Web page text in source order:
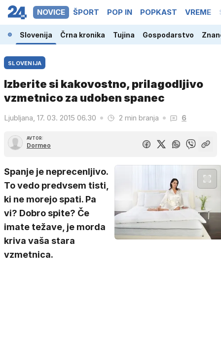
NOVICE ŠPORT POP IN POPKAST VREME
Slovenija Črna kronika Tujina Gospodarstvo
SLOVENIJA
Izberite si kakovostno, prilagodljivo
vzmetnico za udoben spanec
Ljubljana, 17. 03. 2015 06.30 2 min branja 6
AVTOR:
Dormeo
Spanje je neprecenljivo.
To vedo predvsem tisti,
ki ne morejo spati. Pa
vi? Dobro spite? Če
imate težave, je morda
kriva vaša stara
vzmetnica.